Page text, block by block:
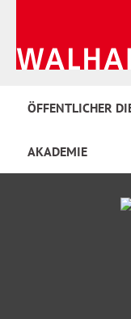
ÖFFENTLICHER
AKADEMIE
Bildergalerie